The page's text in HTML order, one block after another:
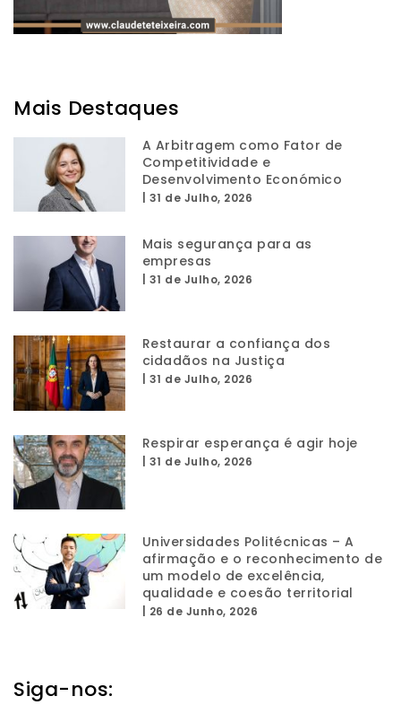
Mais Destaques
A Arbitragem como Fator de
Competitividade e
Desenvolvimento Económico
31 de Julho, 2026
Mais segurança para as
empresas
31 de Julho, 2026
Restaurar a confiança dos
cidadãos na Justiça
31 de Julho, 2026
Respirar esperança é agir hoje
31 de Julho, 2026
Universidades Politécnicas – A
afirmação e o reconhecimento de
um modelo de excelência,
qualidade e coesão territorial
26 de Junho, 2026
Siga-nos: